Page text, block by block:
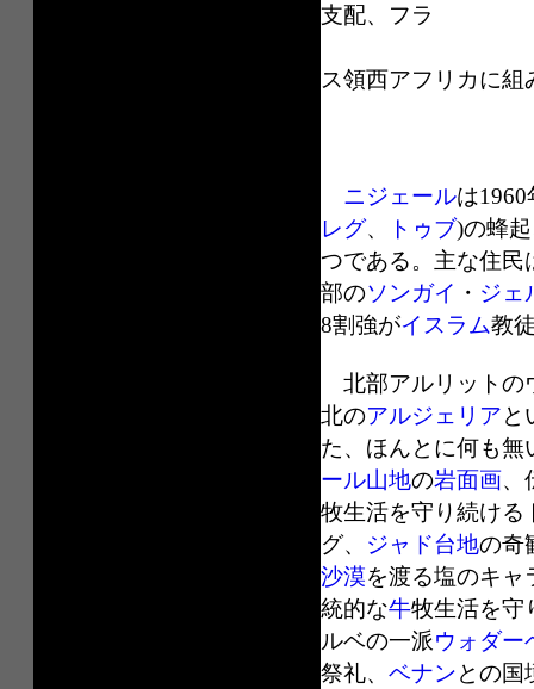
支配、フラ
ス領西アフリカに組
ニジェールは
レグ、 トゥブ)の蜂
つである。主な住民
部のソンガイ ・ ジェ
8割強がイスラム教
北部アルリットの
北のアルジェリアと
た、ほんとに何も無
ール山地の岩面画、
牧生活を守り続ける
グ、
ジャド台地の奇
沙漠を渡る塩のキャ
統的な牛牧生活を守
ルベの一派ウォダー
祭礼、 ベナンとの国